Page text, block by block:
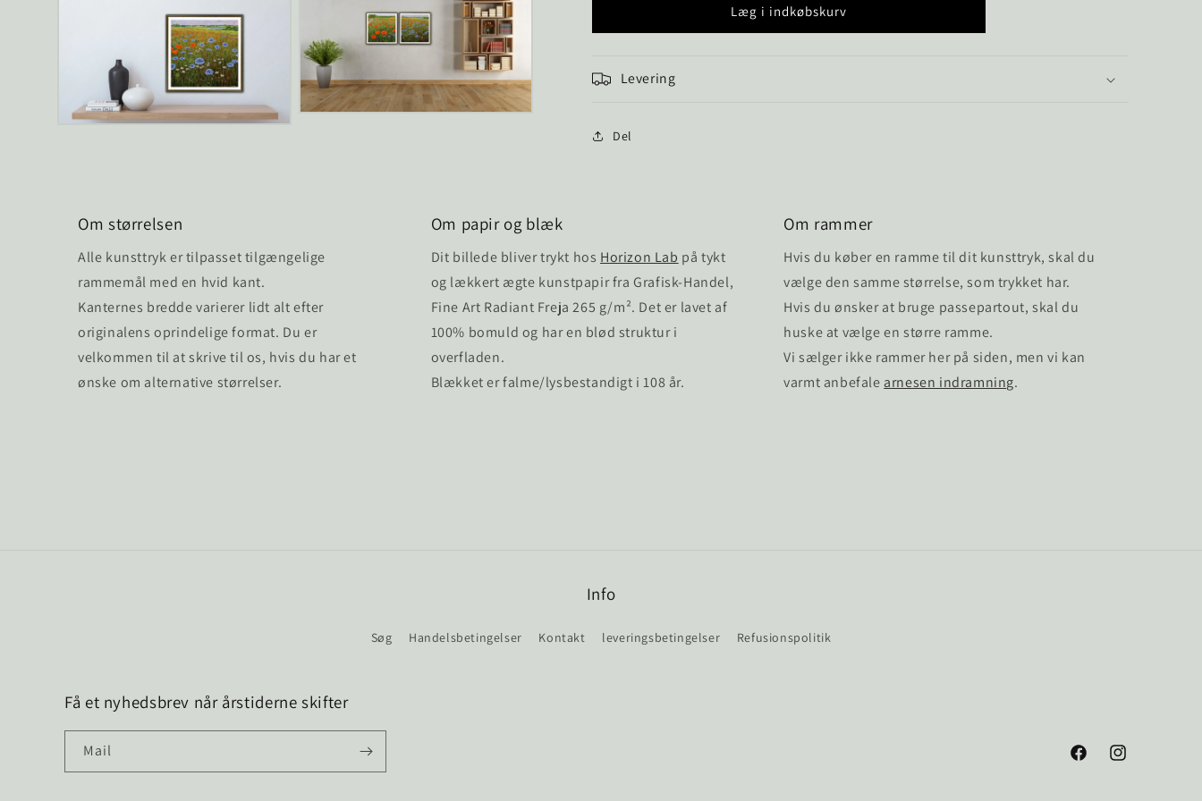
B
Valmuemark
B
Læg i indkøbskurv
Levering
Del
Om størrelsen
Alle kunsttryk er tilpasset tilgængelige
rammemål med en hvid kant.
Kanternes bredde varierer lidt alt efter
originalens oprindelige format. Du er
velkommen til at skrive til os, hvis du har et
ønske om alternative størrelser.
Om papir og blæk
Dit billede bliver trykt hos Horizon Lab på tykt
og lækkert ægte kunstpapir fra Grafisk-Handel,
Fine Art Radiant Freja 265 g/m². Det er lavet af
100% bomuld og har en blød struktur i
overfladen.
Blækket er falme/lysbestandigt i 108 år.
Om rammer
Hvis du køber en ramme til dit kunsttryk, skal du
vælge den samme størrelse, som trykket har.
Hvis du ønsker at bruge passepartout, skal du
huske at vælge en større ramme.
Vi sælger ikke rammer her på siden, men vi kan
varmt anbefale arnesen indramning.
Info
Søg Handelsbetingelser Kontakt leveringsbetingelser Refusionspolitik
Få et nyhedsbrev når årstiderne skifter
Mail
FacebookInstagram